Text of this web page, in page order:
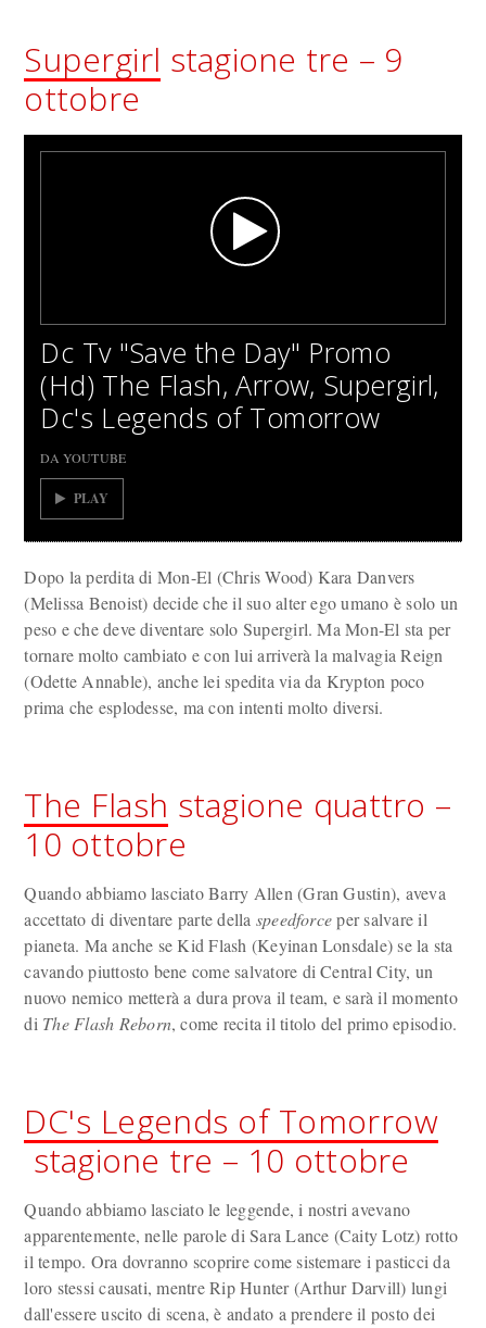
Supergirl stagione tre – 9
ottobre
Dc Tv "Save the Day" Promo
(Hd) The Flash, Arrow, Supergirl,
Dc's Legends of Tomorrow
DA YOUTUBE
PLAY
Dopo la perdita di Mon-El (Chris Wood) Kara Danvers
(Melissa Benoist) decide che il suo alter ego umano è solo un
peso e che deve diventare solo Supergirl. Ma Mon-El sta per
tornare molto cambiato e con lui arriverà la malvagia Reign
(Odette Annable), anche lei spedita via da Krypton poco
prima che esplodesse, ma con intenti molto diversi.
The Flash stagione quattro –
10 ottobre
Quando abbiamo lasciato Barry Allen (Gran Gustin), aveva
accettato di diventare parte della speedforceper salvare il
pianeta. Ma anche se Kid Flash (Keyinan Lonsdale) se la sta
cavando piuttosto bene come salvatore di Central City, un
nuovo nemico metterà a dura prova il team, e sarà il momento
di The Flash Reborn, come recita il titolo del primo episodio.
DC's Legends of Tomorrow
stagione tre – 10 ottobre
Quando abbiamo lasciato le leggende, i nostri avevano
apparentemente, nelle parole di Sara Lance (Caity Lotz) rotto
il tempo. Ora dovranno scoprire come sistemare i pasticci da
loro stessi causati, mentre Rip Hunter (Arthur Darvill) lungi
dall'essere uscito di scena, è andato a prendere il posto dei